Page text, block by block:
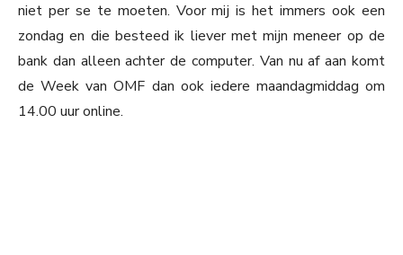
niet per se te moeten. Voor mij is het immers ook een
zondag en die besteed ik liever met mijn meneer op de
bank dan alleen achter de computer. Van nu af aan komt
de Week van OMF dan ook iedere maandagmiddag om
14.00 uur online.